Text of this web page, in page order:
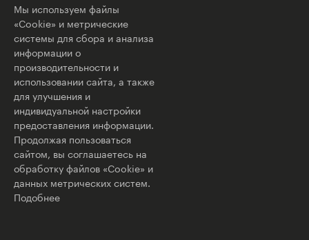
Мы используем файлы
«Cookie» и метрические
системы для сбора и анализа
информации о
производительности и
использовании сайта, а также
для улучшения и
индивидуальной настройки
предоставления информации.
Продолжая пользоваться
сайтом, вы соглашаетесь на
обработку файлов «Cookie» и
данных метрических систем.
Подобнее